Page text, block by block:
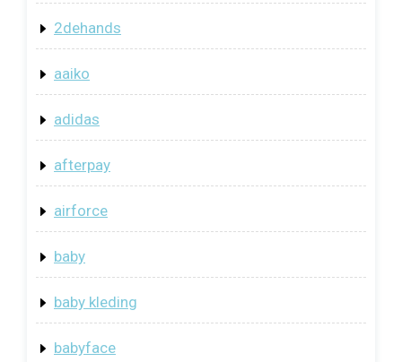
2dehands
aaiko
adidas
afterpay
airforce
baby
baby kleding
babyface